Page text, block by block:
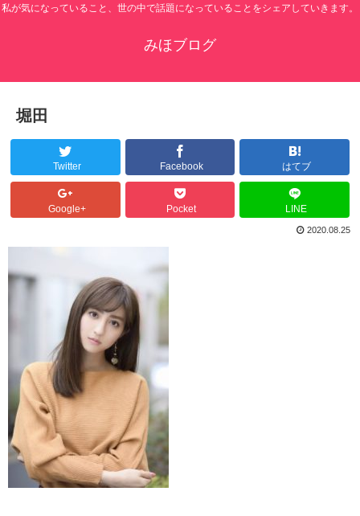
私が気になっていること、世の中で話題になっていることをシェアしていきます。
みほブログ
堀田
Twitter Facebook はてブ
Google+ Pocket LINE
2020.08.25